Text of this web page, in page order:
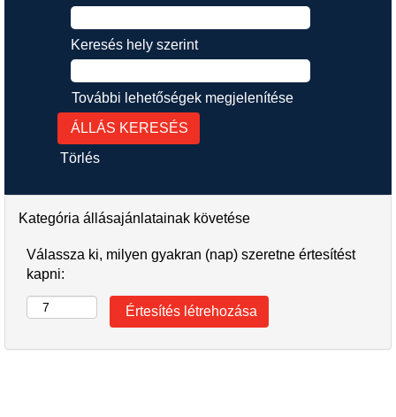
Keresés hely szerint
További lehetőségek megjelenítése
Törlés
Kategória állásajánlatainak követése
Válassza ki, milyen gyakran (nap) szeretne értesítést
kapni: